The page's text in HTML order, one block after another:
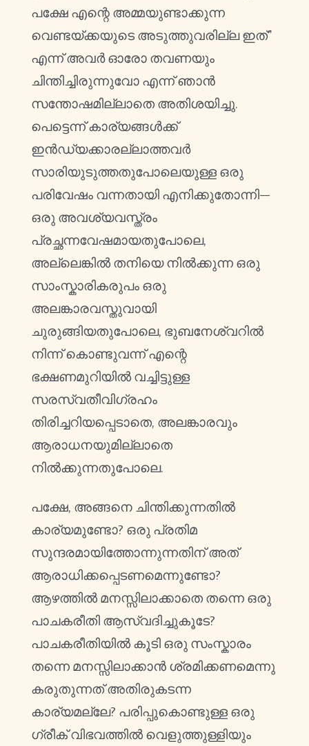
പക്ഷേ എന്റെ അമ്മയുണ്ടാക്കുന്ന
വെണ്ടയ്ക്കയുടെ അടുത്തുവരില്ല ഇത്”
എന്ന് അവർ ഓരോ തവണയും
ചിന്തിച്ചിരുന്നുവോ എന്ന് ഞാൻ
സന്തോഷമില്ലാതെ അതിശയിച്ചു.
പെട്ടെന്ന് കാര്യങ്ങൾക്ക്
ഇൻഡ്യക്കാരല്ലാത്തവർ
സാരിയുടുത്തതുപോലെയുള്ള ഒരു
പരിവേഷം വന്നതായി എനിക്കുതോന്നി—
ഒരു അവശ്യവസ്ത്രം
പ്രച്ഛന്നവേഷമായതുപോലെ,
അല്ലെങ്കിൽ തനിയെ നിൽക്കുന്ന ഒരു
സാംസ്കാരികരുപം ഒരു
അലങ്കാരവസ്തുവായി
ചുരുങ്ങിയതുപോലെ, ഭുബനേശ്വറിൽ
നിന്ന് കൊണ്ടുവന്ന് എന്റെ
ഭക്ഷണമുറിയിൽ വച്ചിട്ടുള്ള
സരസ്വതീവിഗ്രഹം
തിരിച്ചറിയപ്പെടാതെ, അലങ്കാരവും
ആരാധനയുമില്ലാതെ
നിൽക്കുന്നതുപോലെ.
പക്ഷേ, അങ്ങനെ ചിന്തിക്കുന്നതിൽ
കാര്യമുണ്ടോ? ഒരു പ്രതിമ
സുന്ദരമായിത്തോന്നുന്നതിന് അത്
ആരാധിക്കപ്പെടണമെന്നുണ്ടോ?
ആഴത്തിൽ മനസ്സിലാക്കാതെ തന്നെ ഒരു
പാചകരീതി ആസ്വദിച്ചുകൂടേ?
പാചകരീതിയിൽ കൂടി ഒരു സംസ്കാരം
തന്നെ മനസ്സിലാക്കാൻ ശ്രമിക്കണമെന്നു
കരുതുന്നത് അതിരുകടന്ന
കാര്യമല്ലേ? പരിപ്പുകൊണ്ടുള്ള ഒരു
ഗ്രീക് വിഭവത്തിൽ വെളുത്തുള്ളിയും